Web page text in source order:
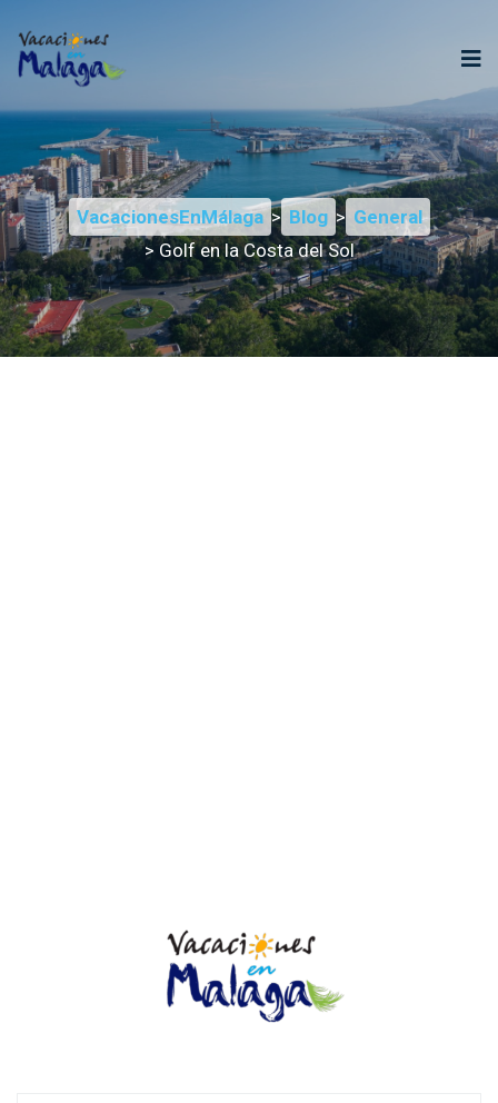
VacacionesEnMálaga > Blog > General
> Golf en la Costa del Sol